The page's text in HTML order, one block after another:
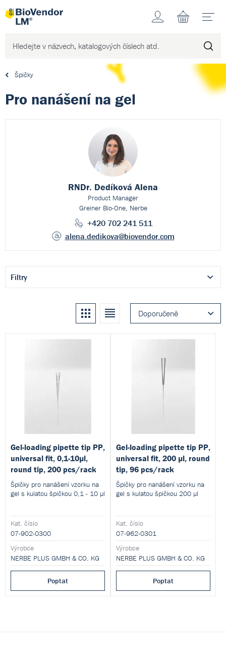
Účet
Špičky
Pro nanášení na gel
RNDr. Dedíková Alena
Product Manager
Greiner Bio-One, Nerbe
+420 702 241 511
alena.dedikova@biovendor.com
Filtry
Doporučeně
Kachle Seznam
Gel-loading pipette tip PP,
universal fit, 0,1-10µl,
round tip, 200 pcs/rack
Špičky pro nanášení vzorku na
gel s kulatou špičkou 0,1 - 10 µl
Kat. číslo
07-902-0300
Výrobce
NERBE PLUS GMBH & CO. KG
Poptat
Gel-loading pipette tip PP,
universal fit, 200 µl, round
tip, 96 pcs/rack
Špičky pro nanášení vzorku na
gel s kulatou špičkou 200 µl
Kat. číslo
07-962-0301
Výrobce
NERBE PLUS GMBH & CO. KG
Poptat